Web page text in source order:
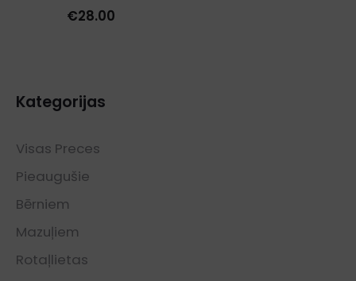
€28.00
Kategorijas
Visas Preces
Pieaugušie
Bērniem
Mazuļiem
Rotaļlietas